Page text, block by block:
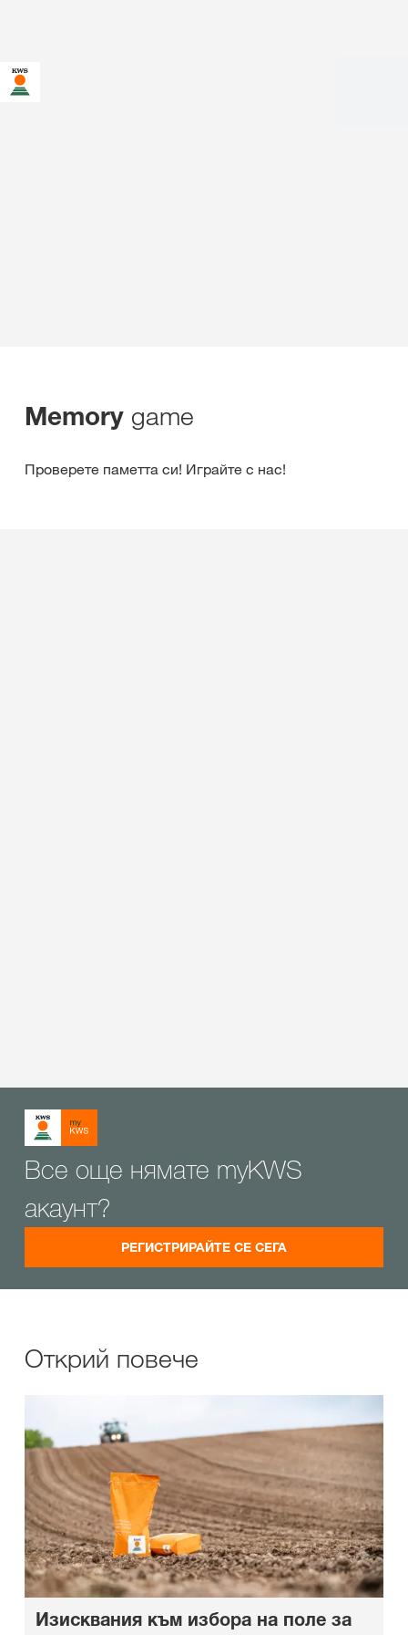
Memory game
Проверете паметта си! Играйте с нас!
Все още нямате myKWS
акаунт?
РЕГИСТРИРАЙТЕ СЕ СЕГА
Открий повече
Изисквания към избора на поле за